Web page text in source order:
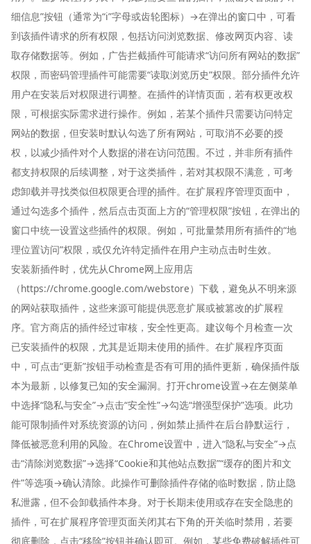
细信息”按钮（通常为“i”字母或齿轮图标）→在弹出的窗口中，可看
到该插件请求的所有权限，包括访问浏览数据、修改网页内容、读
取存储数据等。例如，广告拦截插件可能请求“访问所有网站的数据”
权限，而密码管理插件可能需要“读取浏览历史”权限。部分插件允许
用户在安装后对权限进行调整。在插件的详情页面，若有权更改权
限，可根据实际需求进行操作。例如，若某个插件只需要访问特定
网站的数据，但安装时默认勾选了所有网站，可取消不必要的授
权，以减少插件对个人数据的潜在访问范围。不过，并非所有插件
都支持权限的后续调整，对于这类插件，若对其权限不满意，可考
虑卸载并寻找类似但权限更合理的插件。在扩展程序管理页面中，
通过勾选多个插件，然后点击页面上方的“管理权限”按钮，在弹出的
窗口中统一设置这些插件的权限。例如，可批量禁用所有插件的“地
理位置访问”权限，或仅允许特定插件在用户主动点击时生效。
安装新插件时，优先从Chrome网上应用店
（https://chrome.google.com/webstore）下载，避免从不明来源
的网站获取插件，这些来源可能提供恶意扩展或被篡改的扩展程
序。官方商店的插件经过审核，安全性更高。建议每个月检查一次
已安装插件的权限，尤其是近期未使用的插件。在扩展程序页面
中，可点击“更新”按钮手动检查是否有可用的插件更新，确保插件版
本为最新，以修复已知的安全漏洞。打开chrome设置→在左侧菜单
中选择“隐私与安全”→点击“安全性”→勾选“增强型保护”选项。此功
能可限制插件对系统资源的访问，例如禁止插件在后台静默运行，
降低被恶意利用的风险。在Chrome设置中，进入“隐私与安全”→点
击“清除浏览数据”→选择“Cookie和其他站点数据”“缓存的图片和文
件”等选项→确认清除。此操作可删除插件存储的临时数据，防止隐
私泄露，但不会卸载插件本身。对于长期未使用或存在安全隐患的
插件，可在扩展程序管理页面关闭其右下角的开关临时禁用，若要
彻底删除，点击“移除”按钮并确认即可。例如，某些免费破解插件可